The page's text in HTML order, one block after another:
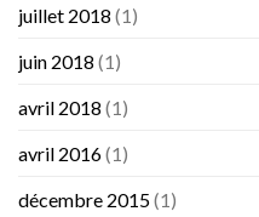
juillet 2018 (1)
juin 2018 (1)
avril 2018 (1)
avril 2016(1)
décembre 2015(1)